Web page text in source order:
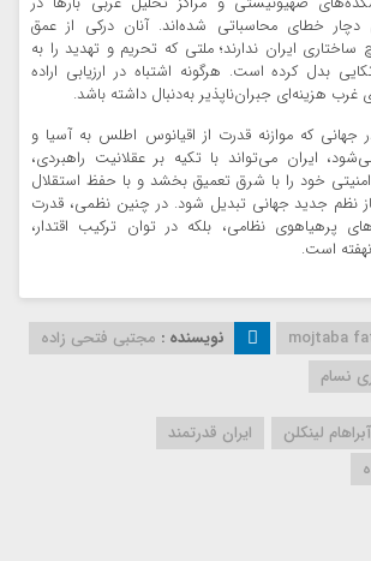
دچار خطای محاسباتی شده‌اند. آنان درکی از عمق
ساختاری ایران ندارند؛ ملتی که تحریم و تهدید را به
بدل کرده است. هرگونه اشتباه در ارزیابی اراده
هزینه‌ای جبران‌ناپذیر به‌دنبال داشته باشد.
جهانی که موازنه قدرت از اقیانوس اطلس به آسیا و
ایران می‌تواند با تکیه بر عقلانیت راهبردی،
خود را با شرق تعمیق بخشد و با حفظ استقلال
نظم جدید جهانی تبدیل شود. در چنین نظمی، قدرت
پرهیاهوی نظامی، بلکه در توان ترکیب اقتدار،
است.
mojtaba نویسنده : مجتبی فتحی زاده
نسام
آبراهام لینکلن
ایران قدرتمند